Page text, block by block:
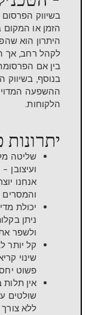
בשיווק הפרסום
הזמן או המקום בו
היתרון הוא
לקהל רחב, אך
בין אם הפרסומת
בנוסף, בשיווק
ההשפעה המדויקת
הלקוחות.
יתרונות
שליטה מלאה
ועיצובן –
אנחנו
והמסרים של
יכולת מדידה
ולשפר את
קל יותר
שינוי
פשוט יחסית.
אין תלות
שולטים על
ללא צורך